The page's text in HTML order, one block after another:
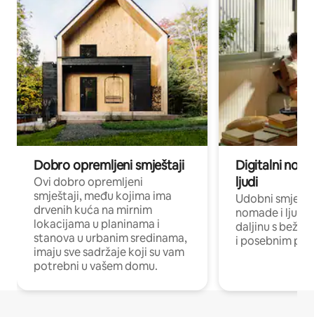
Dobro opremljeni smještaji
Ovi dobro opremljeni
smještaji, među kojima ima
drvenih kuća na mirnim
lokacijama u planinama i
stanova u urbanim sredinama,
imaju sve sadržaje koji su vam
potrebni u vašem domu.
Digitalni
ljudi
Udobni
nomade i ljude
daljinu s
i posebnim